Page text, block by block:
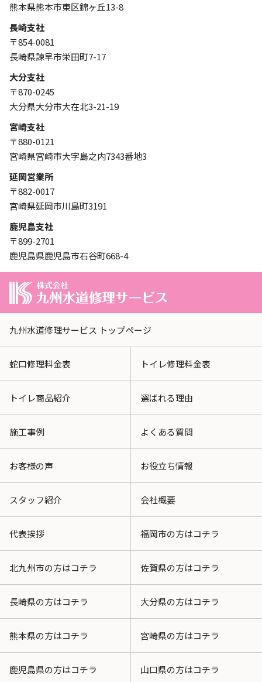
熊本県熊本市東区錦ヶ丘13-8
長崎支社
〒854-0081
長崎県諫早市栄田町7-17
大分支社
〒870-0245
大分県大分市大在北3-21-19
宮崎支社
〒880-0121
宮崎県宮崎市大字島之内7343番地3
延岡営業所
〒882-0017
宮崎県延岡市川島町3191
鹿児島支社
〒899-2701
鹿児島県鹿児島市石谷町668-4
九州水道修理サービス トップページ
蛇口修理料金表 トイレ修理料金表
トイレ商品紹介 選ばれる理由
施工事例 よくある質問
お客様の声 お役立ち情報
スタッフ紹介 会社概要
代表挨拶 福岡市の方はコチラ
北九州市の方はコチラ 佐賀県の方はコチラ
長崎県の方はコチラ 大分県の方はコチラ
熊本県の方はコチラ 宮崎県の方はコチラ
鹿児島県の方はコチラ 山口県の方はコチラ